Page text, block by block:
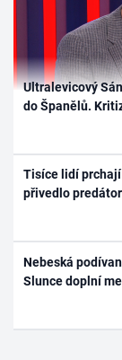
Ultralevicový
do Španělů.
Tisíce lidí
přivedlo
Nebeská
Slunce doplní